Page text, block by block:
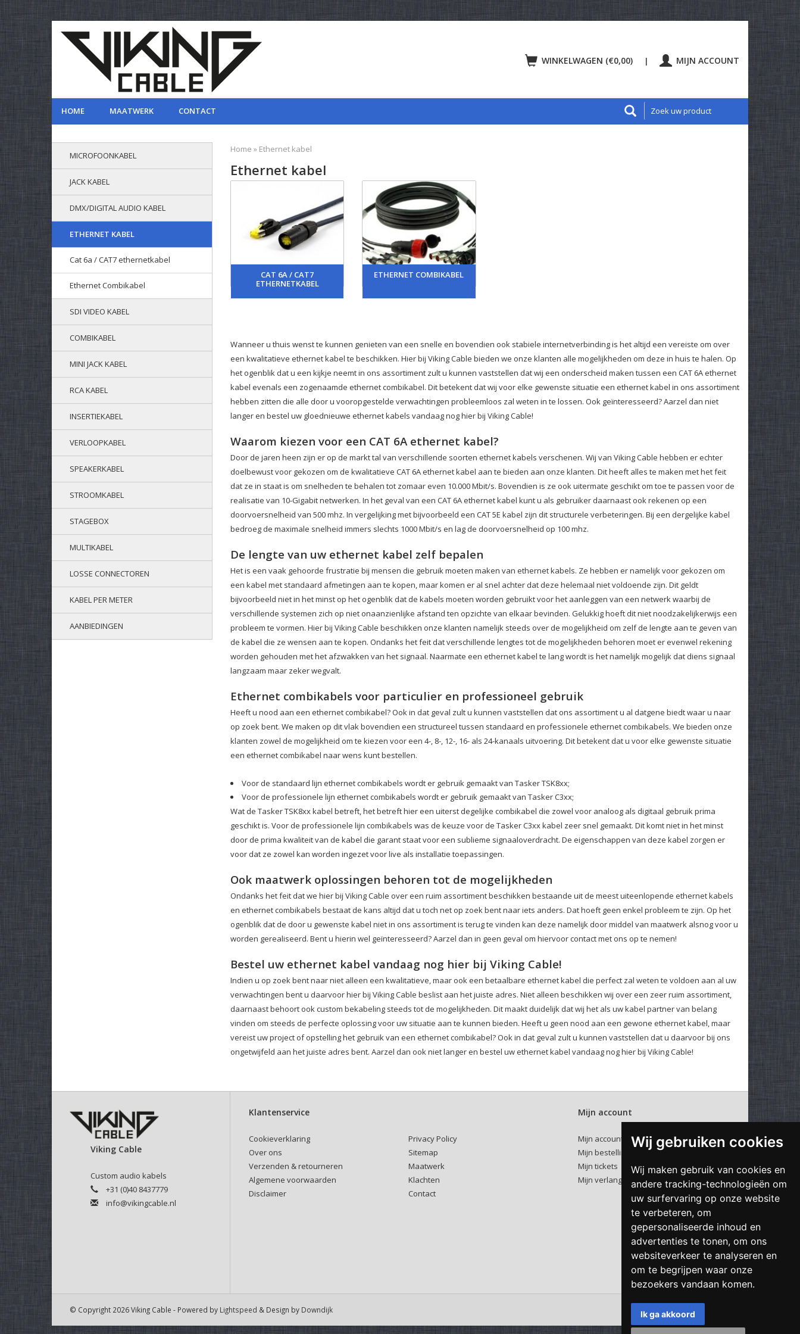
Wij gebruiken cookies
Wij maken gebruik van cookies en
andere tracking-technologieën om
uw surfervaring op onze website
te verbeteren, om
gepersonaliseerde inhoud en
advertenties te tonen, om ons
websiteverkeer te analyseren en
om te begrijpen waar onze
bezoekers vandaan komen.
Ik ga akkoord
WINKELWAGEN (€0,00) | MIJN ACCOUNT
HOME MAATWERK CONTACT
MICROFOONKABEL
JACK KABEL
DMX/DIGITAL AUDIO KABEL
ETHERNET KABEL
Cat 6a / CAT7 ethernetkabel
Ethernet Combikabel
SDI VIDEO KABEL
COMBIKABEL
MINI JACK KABEL
RCA KABEL
INSERTIEKABEL
VERLOOPKABEL
SPEAKERKABEL
STROOMKABEL
STAGEBOX
MULTIKABEL
LOSSE CONNECTOREN
KABEL PER METER
AANBIEDINGEN
Home » Ethernet kabel
Ethernet kabel
CAT 6A / CAT7
ETHERNETKABEL
ETHERNET COMBIKABEL
Wanneer u thuis wenst te kunnen genieten van een snelle en bovendien ook stabiele internetverbinding is het altijd een vereiste om over
een kwalitatieve ethernet kabel te beschikken. Hier bij Viking Cable bieden we onze klanten alle mogelijkheden om deze in huis te halen. Op
het ogenblik dat u een kijkje neemt in ons assortiment zult u kunnen vaststellen dat wij een onderscheid maken tussen een CAT 6A ethernet
kabel evenals een zogenaamde ethernet combikabel. Dit betekent dat wij voor elke gewenste situatie een ethernet kabel in ons assortiment
hebben zitten die alle door u vooropgestelde verwachtingen probleemloos zal weten in te lossen. Ook geïnteresseerd? Aarzel dan niet
langer en bestel uw gloednieuwe ethernet kabels vandaag nog hier bij Viking Cable!
Waarom kiezen voor een CAT 6A ethernet kabel?
Door de jaren heen zijn er op de markt tal van verschillende soorten ethernet kabels verschenen. Wij van Viking Cable hebben er echter
doelbewust voor gekozen om de kwalitatieve CAT 6A ethernet kabel aan te bieden aan onze klanten. Dit heeft alles te maken met het feit
dat ze in staat is om snelheden te behalen tot zomaar even 10.000 Mbit/s. Bovendien is ze ook uitermate geschikt om toe te passen voor de
realisatie van 10-Gigabit netwerken. In het geval van een CAT 6A ethernet kabel kunt u als gebruiker daarnaast ook rekenen op een
doorvoersnelheid van 500 mhz. In vergelijking met bijvoorbeeld een CAT 5E kabel zijn dit structurele verbeteringen. Bij een dergelijke kabel
bedroeg de maximale snelheid immers slechts 1000 Mbit/s en lag de doorvoersnelheid op 100 mhz.
De lengte van uw ethernet kabel zelf bepalen
Het is een vaak gehoorde frustratie bij mensen die gebruik moeten maken van ethernet kabels. Ze hebben er namelijk voor gekozen om
een kabel met standaard afmetingen aan te kopen, maar komen er al snel achter dat deze helemaal niet voldoende zijn. Dit geldt
bijvoorbeeld niet in het minst op het ogenblik dat de kabels moeten worden gebruikt voor het aanleggen van een netwerk waarbij de
verschillende systemen zich op niet onaanzienlijke afstand ten opzichte van elkaar bevinden. Gelukkig hoeft dit niet noodzakelijkerwijs een
probleem te vormen. Hier bij Viking Cable beschikken onze klanten namelijk steeds over de mogelijkheid om zelf de lengte aan te geven van
de kabel die ze wensen aan te kopen. Ondanks het feit dat verschillende lengtes tot de mogelijkheden behoren moet er evenwel rekening
worden gehouden met het afzwakken van het signaal. Naarmate een ethernet kabel te lang wordt is het namelijk mogelijk dat diens signaal
langzaam maar zeker wegvalt.
Ethernet combikabels voor particulier en professioneel gebruik
Heeft u nood aan een ethernet combikabel? Ook in dat geval zult u kunnen vaststellen dat ons assortiment u al datgene biedt waar u naar
op zoek bent. We maken op dit vlak bovendien een structureel tussen standaard en professionele ethernet combikabels. We bieden onze
klanten zowel de mogelijkheid om te kiezen voor een 4-, 8-, 12-, 16- als 24-kanaals uitvoering. Dit betekent dat u voor elke gewenste situatie
een ethernet combikabel naar wens kunt bestellen.
Voor de standaard lijn ethernet combikabels wordt er gebruik gemaakt van Tasker TSK8xx;
Voor de professionele lijn ethernet combikabels wordt er gebruik gemaakt van Tasker C3xx;
Wat de Tasker TSK8xx kabel betreft, het betreft hier een uiterst degelijke combikabel die zowel voor analoog als digitaal gebruik prima
geschikt is. Voor de professionele lijn combikabels was de keuze voor de Tasker C3xx kabel zeer snel gemaakt. Dit komt niet in het minst
door de prima kwaliteit van de kabel die garant staat voor een sublieme signaaloverdracht. De eigenschappen van deze kabel zorgen er
voor dat ze zowel kan worden ingezet voor live als installatie toepassingen.
Ook maatwerk oplossingen behoren tot de mogelijkheden
Ondanks het feit dat we hier bij Viking Cable over een ruim assortiment beschikken bestaande uit de meest uiteenlopende ethernet kabels
en ethernet combikabels bestaat de kans altijd dat u toch net op zoek bent naar iets anders. Dat hoeft geen enkel probleem te zijn. Op het
ogenblik dat de door u gewenste kabel niet in ons assortiment is terug te vinden kan deze namelijk door middel van maatwerk alsnog voor u
worden gerealiseerd. Bent u hierin wel geïnteresseerd? Aarzel dan in geen geval om hiervoor contact met ons op te nemen!
Bestel uw ethernet kabel vandaag nog hier bij Viking Cable!
Indien u op zoek bent naar niet alleen een kwalitatieve, maar ook een betaalbare ethernet kabel die perfect zal weten te voldoen aan al uw
verwachtingen bent u daarvoor hier bij Viking Cable beslist aan het juiste adres. Niet alleen beschikken wij over een zeer ruim assortiment,
daarnaast behoort ook custom bekabeling steeds tot de mogelijkheden. Dit maakt duidelijk dat wij het als uw kabel partner van belang
vinden om steeds de perfecte oplossing voor uw situatie aan te kunnen bieden. Heeft u geen nood aan een gewone ethernet kabel, maar
vereist uw project of opstelling het gebruik van een ethernet combikabel? Ook in dat geval zult u kunnen vaststellen dat u daarvoor bij ons
ongetwijfeld aan het juiste adres bent. Aarzel dan ook niet langer en bestel uw ethernet kabel vandaag nog hier bij Viking Cable!
Viking Cable
Custom audio kabels
+31 (0)40 8437779
info@vikingcable.nl
Klantenservice
Cookieverklaring
Over ons
Verzenden & retourneren
Algemene voorwaarden
Disclaimer
Privacy Policy
Sitemap
Maatwerk
Klachten
Contact
Mijn account
Mijn account
Mijn bestellingen
Mijn tickets
Mijn verlanglijst
© Copyright 2026 Viking Cable - Powered by Lightspeed & Design by Downdijk